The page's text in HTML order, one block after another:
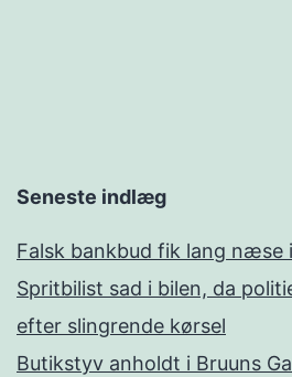
Seneste indlæg
Falsk bankbud fik lang næse
Spritbilist sad i bilen, da
efter slingrende kørsel
Butikstyv anholdt i Bruuns